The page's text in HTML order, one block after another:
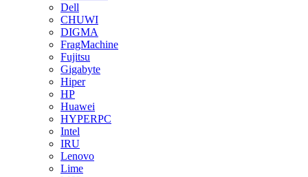
Dell
CHUWI
DIGMA
FragMachine
Fujitsu
Gigabyte
Hiper
HP
Huawei
HYPERPC
Intel
IRU
Lenovo
Lime